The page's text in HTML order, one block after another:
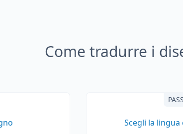
Come tradurre i
Scegli la